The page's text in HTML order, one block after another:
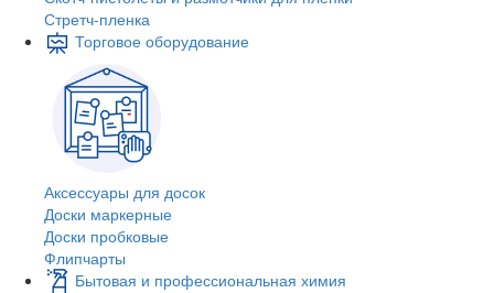
Стретч-пленка
Торговое оборудование
Аксессуары для досок
Доски маркерные
Доски пробковые
Флипчарты
Бытовая и профессиональная химия